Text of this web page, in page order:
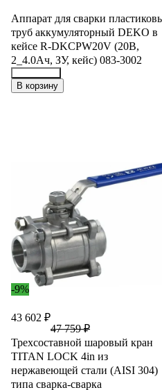
Аппарат для сварки
труб аккумуляторный DEKO в
кейсе R-DKCPW20V (20В,
2_4.0Ач, ЗУ, кейс) 083-3002
36624504
В корзину
-9%
43 602 ₽
47 759 ₽
Трехсоставной шаровый кран
TITAN LOCK 4in из
нержавеющей стали (AISI 304)
типа сварка-сварка